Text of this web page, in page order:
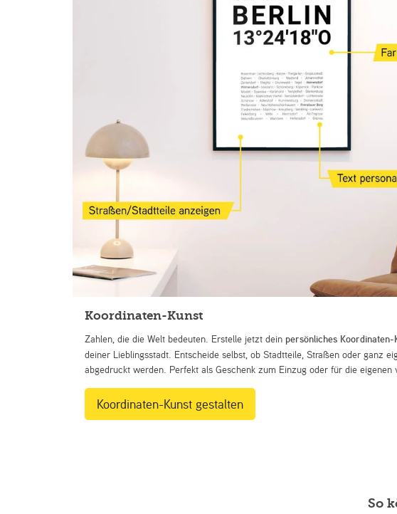
Koordinaten-Kunst
Zahlen, die die Welt bedeuten. Erstelle jetzt dein persönliches
deiner Lieblingsstadt. Entscheide selbst, ob Stadtteile, Straßen oder ganz
abgedruckt werden. Perfekt als Geschenk zum Einzug oder für die eigenen
Koordinaten-Kunst gestalten
So